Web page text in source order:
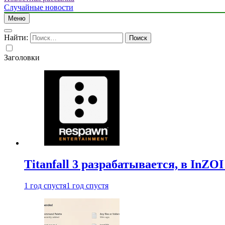
Случайные новости
Меню
Найти:
Заголовки
Titanfall 3 разрабатывается, в
1 год спустя1 год спустя